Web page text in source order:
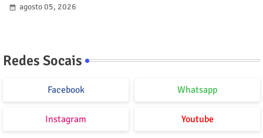
agosto 05, 2026
Redes Socais
Facebook Whatsapp
Instagram Youtube